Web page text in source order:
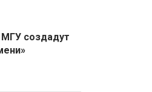
создадут